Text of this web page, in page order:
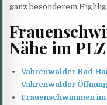
ganz besonderem
Nähe im
Vahrenwalder Bad
Vahrenwalder
Frauenschwimmen